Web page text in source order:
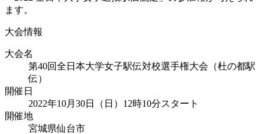
ます。
大会情報
大会名
第40回全日本大学女子駅伝対校選手権大会（杜の都駅
伝）
開催日
2022年10月30日（日）12時10分スタート
開催地
宮城県仙台市